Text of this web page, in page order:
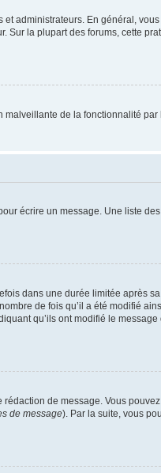
administrateurs. En général,
Sur la plupart des forums, cette
malveillante de la fonctionnalité par
écrire un message. Une liste
dans une durée limitée après
de fois qu’il a été modifié
qu’ils ont modifié le
rédaction de message. Vous
de message). Par la suite, vous